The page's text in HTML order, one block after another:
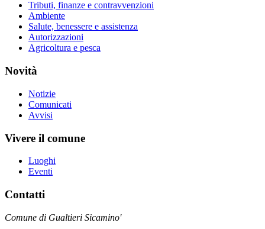
Tributi, finanze e contravvenzioni
Ambiente
Salute, benessere e assistenza
Autorizzazioni
Agricoltura e pesca
Novità
Notizie
Comunicati
Avvisi
Vivere il comune
Luoghi
Eventi
Contatti
Comune di Gualtieri Sicamino'